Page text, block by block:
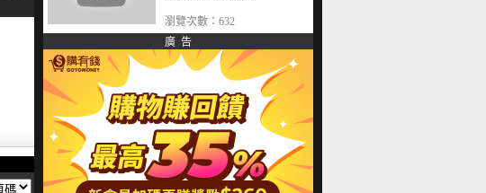
瀏覽次數：632
廣 告